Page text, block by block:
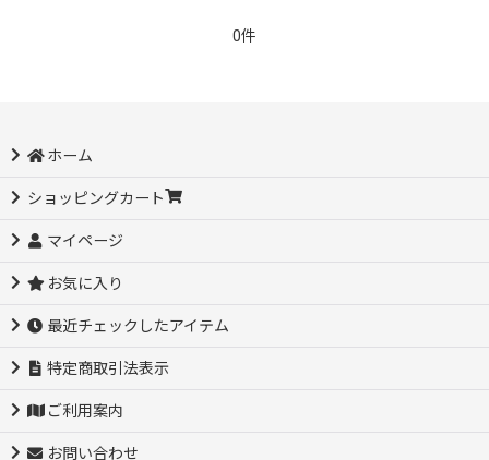
0件
ホーム
ショッピングカート
マイページ
お気に入り
最近チェックしたアイテム
特定商取引法表示
ご利用案内
お問い合わせ